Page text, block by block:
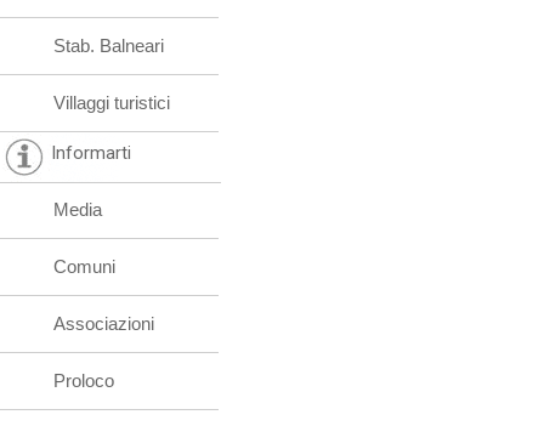
Stab. Balneari
Villaggi turistici
Informarti
Media
Comuni
Associazioni
Proloco